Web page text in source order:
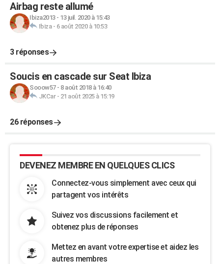
Airbag reste allumé
Ibiza2013- 13 juil. 2020 à 15:43
Ibiza- 6 août 2020 à 10:53
3 réponses
Soucis en cascade sur Seat Ibiza
Sooow57- 8 août 2018 à 16:40
JKCar- 21 août 2025 à 15:19
26 réponses
DEVENEZ MEMBRE EN QUELQUES CLICS
Connectez-vous simplement avec ceux qui
partagent vos intérêts
Suivez vos discussions facilement et
obtenez plus de réponses
Mettez en avant votre expertise et aidez les
autres membres